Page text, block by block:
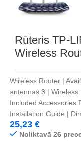
Rūteris TP-
Wireless
Wireless Router |
antennas 3 |
Included Accessories
Installation Guide |
25,23 €
Noliktavā 26